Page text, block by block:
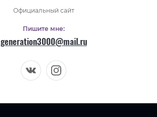
Официальный сайт
Пишите мне:
generation3000@mail.ru